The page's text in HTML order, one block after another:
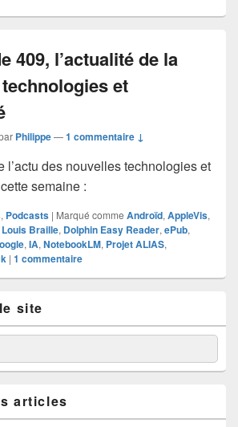
409, l’actualité de la
et
Philippe—1 commentaire ↓
l’actu des nouvelles technologies et
semaine :
, Podcasts | Marqué comme Androïd, AppleVis,
Braille, Dolphin Easy Reader, ePub,
, IA, NotebookLM, Projet ALIAS,
| 1 commentaire
site
articles